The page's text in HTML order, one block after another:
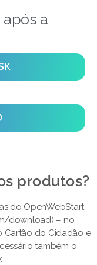
após a
produtos?​
do OpenWebStart
download) – no
Cartão do Cidadão e
também o